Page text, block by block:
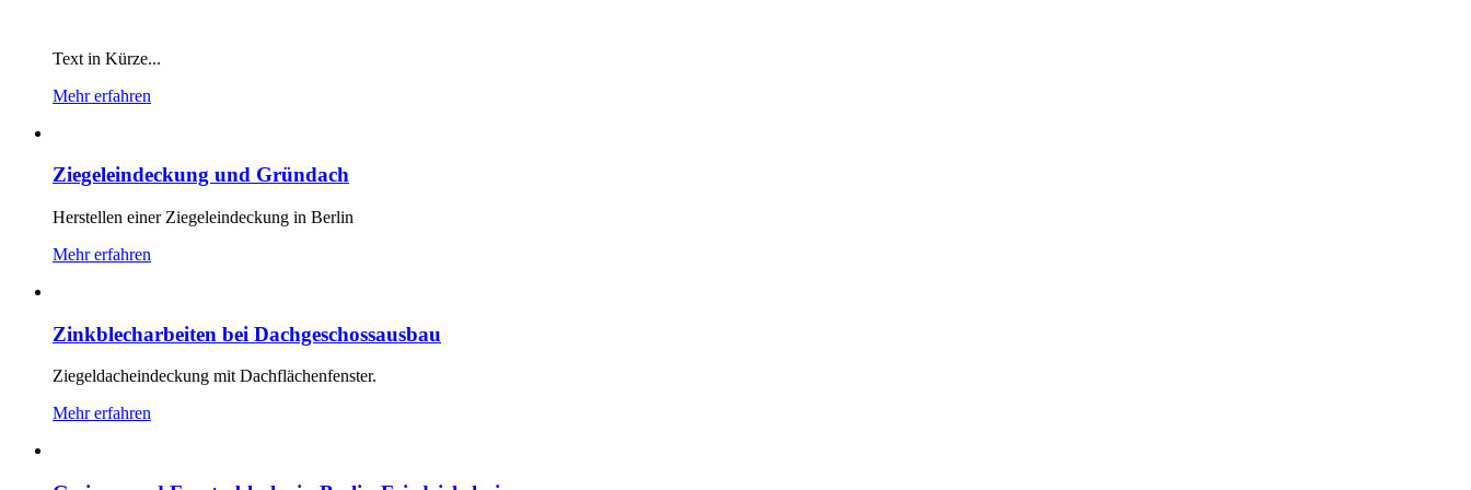
Text in Kürze...
Mehr erfahren
Ziegeleindeckung und Gründach
Herstellen einer Ziegeleindeckung in Berlin
Mehr erfahren
Zinkblecharbeiten bei Dachgeschossausbau
Ziegeldacheindeckung mit Dachflächenfenster.
Mehr erfahren